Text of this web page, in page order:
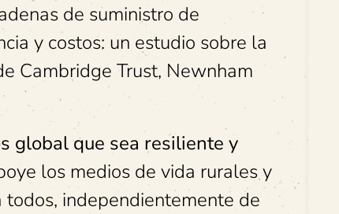
de suministro de
y costos: un estudio sobre la
Cambridge Trust, Newnham
global que sea resiliente y
los medios de vida rurales y
independientemente de